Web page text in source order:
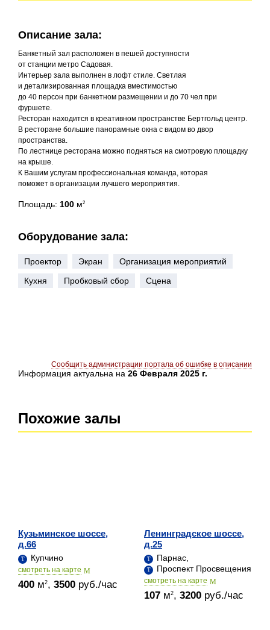
Описание зала:
Банкетный зал расположен в пешей доступности
от станции метро Садовая.
Интерьер зала выполнен в лофт стиле. Светлая
и детализированная площадка вместимостью
до 40 персон при банкетном размещении и до 70 чел при
фуршете.
Ресторан находится в креативном пространстве Бертгольд центр.
В ресторане большие панорамные окна с видом во двор
пространства.
По лестнице ресторана можно подняться на смотровую площадку
на крыше.
К Вашим услугам профессиональная команда, которая
поможет в организации лучшего мероприятия.
Площадь: 100 м2
Оборудование зала:
Проектор Экран
Организация мероприятий
Кухня
Пробковый сбор Сцена
Сообщить администрации портала об ошибке в описании
Информация актуальна на 26 Февраля 2025 г.
Похожие залы
Кузьминское шоссе,
д.66
Купчино
cмотреть на карте
400 м2, 3500 руб./час
Ленинградское шоссе,
д.25
Парнас,
Проспект Просвещения
cмотреть на карте
107 м2, 3200 руб./час